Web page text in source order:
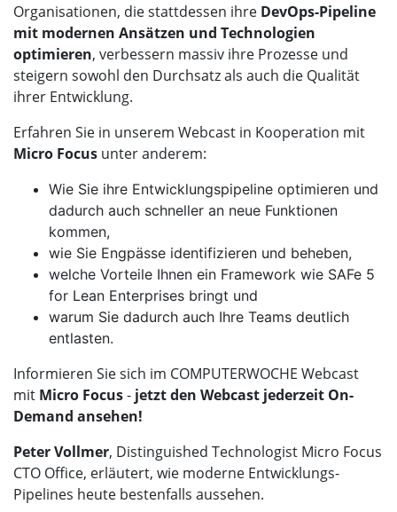
Organisationen, die stattdessen ihre DevOps-Pipeline
mit modernen Ansätzen und Technologien
optimieren, verbessern massiv ihre Prozesse und
steigern sowohl den Durchsatz als auch die Qualität
ihrer Entwicklung.
Erfahren Sie in unserem Webcast in Kooperation mit
Micro Focus unter anderem:
Wie Sie ihre Entwicklungspipeline optimieren und
dadurch auch schneller an neue Funktionen
kommen,
wie Sie Engpässe identifizieren und beheben,
welche Vorteile Ihnen ein Framework wie SAFe 5
for Lean Enterprises bringt und
warum Sie dadurch auch Ihre Teams deutlich
entlasten.
Informieren Sie sich im COMPUTERWOCHE Webcast
mit Micro Focus- jetzt den Webcast jederzeit On-
Demand ansehen!
Peter Vollmer, Distinguished Technologist Micro Focus
CTO Office, erläutert, wie moderne Entwicklungs-
Pipelines heute bestenfalls aussehen.